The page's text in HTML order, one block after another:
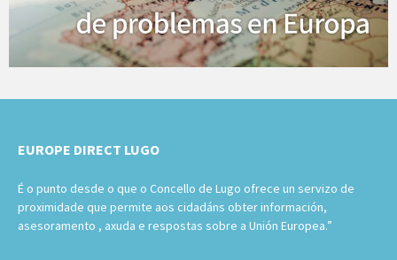
EUROPE DIRECT LUGO
É o punto desde o que o Concello de Lugo ofrece un servizo de
proximidade que permite aos cidadáns obter información,
asesoramento , axuda e respostas sobre a Unión Europea.”